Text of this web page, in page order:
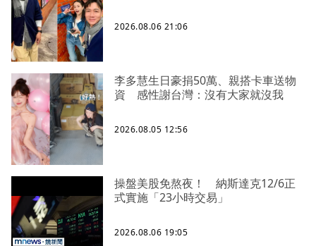
2026.08.06 21:06
李多慧生日豪捐50萬、親搭卡車送物
資 感性謝台灣：沒有大家就沒我
2026.08.05 12:56
操盤美股免熬夜！ 納斯達克12/6正
式實施「23小時交易」
2026.08.06 19:05